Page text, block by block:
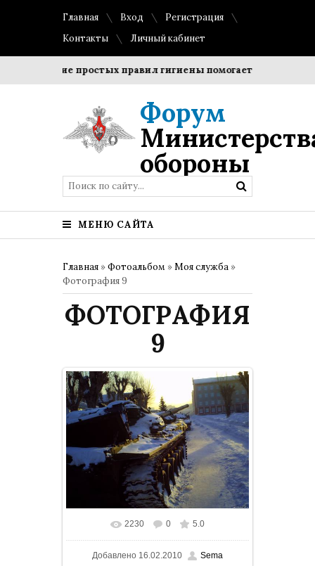
Главная Вход
Регистрация
Контакты
Личный кабинет
простых правил гигиены помогает сохранить
Форум
обороны
МЕНЮ САЙТА
Главная »Фотоальбом »Моя служба »
Фотография 9
ФОТОГРАФИЯ
9
В реальном размере 1500x1125
155.4Kb
2230 0 5.0
Добавлено 16.02.2010 Sema